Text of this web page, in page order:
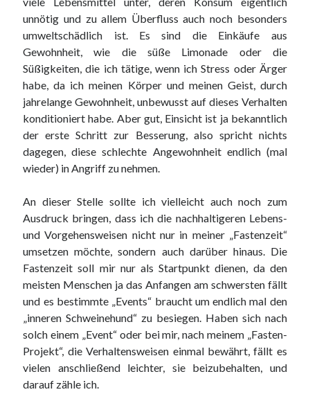
unnötig und zu allem Überfluss auch noch besonders
umweltschädlich ist. Es sind die Einkäufe aus
Gewohnheit, wie die süße Limonade oder die
Süßigkeiten, die ich tätige, wenn ich Stress oder Ärger
habe, da ich meinen Körper und meinen Geist, durch
jahrelange Gewohnheit, unbewusst auf dieses Verhalten
konditioniert habe. Aber gut, Einsicht ist ja bekanntlich
der erste Schritt zur Besserung, also spricht nichts
dagegen, diese schlechte Angewohnheit endlich (mal
wieder) in Angriff zu nehmen.
An dieser Stelle sollte ich vielleicht auch noch zum
Ausdruck bringen, dass ich die nachhaltigeren Lebens-
und Vorgehensweisen nicht nur in meiner „Fastenzeit“
umsetzen möchte, sondern auch darüber hinaus. Die
Fastenzeit soll mir nur als Startpunkt dienen, da den
meisten Menschen ja das Anfangen am schwersten fällt
und es bestimmte „Events“ braucht um endlich mal den
„inneren Schweinehund“ zu besiegen. Haben sich nach
solch einem „Event“ oder bei mir, nach meinem „Fasten-
Projekt“, die Verhaltensweisen einmal bewährt, fällt es
vielen anschließend leichter, sie beizubehalten, und
darauf zähle ich.